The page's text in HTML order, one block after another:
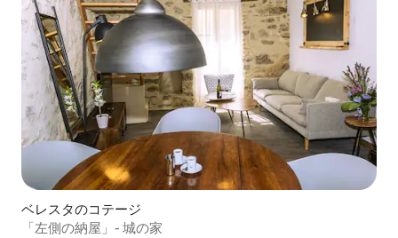
ベレスタのコテージ
「左側の納屋」- 城の家